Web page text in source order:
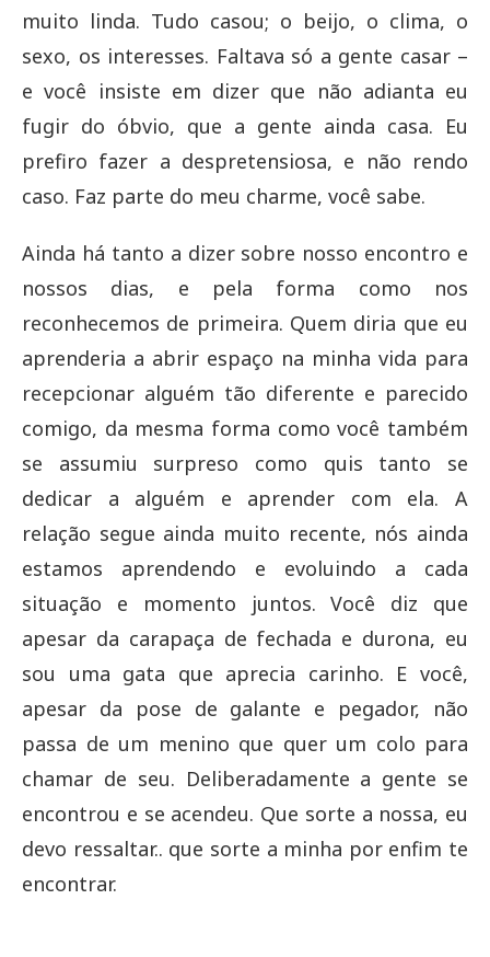
muito linda. Tudo casou; o beijo, o clima, o
sexo, os interesses. Faltava só a gente casar –
e você insiste em dizer que não adianta eu
fugir do óbvio, que a gente ainda casa. Eu
prefiro fazer a despretensiosa, e não rendo
caso. Faz parte do meu charme, você sabe.
Ainda há tanto a dizer sobre nosso encontro e
nossos dias, e pela forma como nos
reconhecemos de primeira. Quem diria que eu
aprenderia a abrir espaço na minha vida para
recepcionar alguém tão diferente e parecido
comigo, da mesma forma como você também
se assumiu surpreso como quis tanto se
dedicar a alguém e aprender com ela. A
relação segue ainda muito recente, nós ainda
estamos aprendendo e evoluindo a cada
situação e momento juntos. Você diz que
apesar da carapaça de fechada e durona, eu
sou uma gata que aprecia carinho. E você,
apesar da pose de galante e pegador, não
passa de um menino que quer um colo para
chamar de seu. Deliberadamente a gente se
encontrou e se acendeu. Que sorte a nossa, eu
devo ressaltar.. que sorte a minha por enfim te
encontrar.